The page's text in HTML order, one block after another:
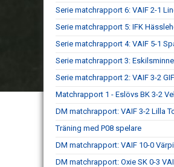
Serie matchrapport 6: VAIF 2-1
Serie matchrapport 5: IFK
Serie matchrapport 4: VAIF 5-1
Serie matchrapport 3: Eskilsminne
Serie matchrapport 2: VAIF 3-2
Matchrapport 1 - Eslövs BK 3-2
DM matchrapport: VAIF 3-2 Lilla
Träning med P08 spelare
DM matchrapport: VAIF 10-0
DM matchrapport: Oxie SK 0-3